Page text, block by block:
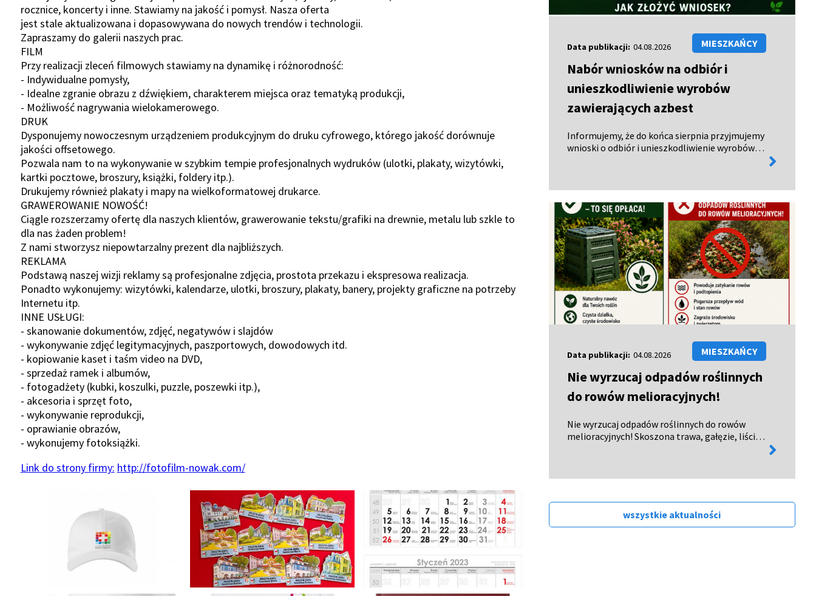
rocznice, koncerty i inne. Stawiamy na jakość i pomysł. Nasza oferta
jest stale aktualizowana i dopasowywana do nowych trendów i technologii.
Zapraszamy do galerii naszych prac.
FILM
Przy realizacji zleceń filmowych stawiamy na dynamikę i różnorodność:
- Indywidualne pomysły,
- Idealne zgranie obrazu z dźwiękiem, charakterem miejsca oraz tematyką produkcji,
- Możliwość nagrywania wielokamerowego.
DRUK
Dysponujemy nowoczesnym urządzeniem produkcyjnym do druku cyfrowego, którego jakość dorównuje
jakości offsetowego.
Pozwala nam to na wykonywanie w szybkim tempie profesjonalnych wydruków (ulotki, plakaty, wizytówki,
kartki pocztowe, broszury, książki, foldery itp.).
Drukujemy również plakaty i mapy na wielkoformatowej drukarce.
GRAWEROWANIE NOWOŚĆ!
Ciągle rozszerzamy ofertę dla naszych klientów, grawerowanie tekstu/grafiki na drewnie, metalu lub szkle to
dla nas żaden problem!
Z nami stworzysz niepowtarzalny prezent dla najbliższych.
REKLAMA
Podstawą naszej wizji reklamy są profesjonalne zdjęcia, prostota przekazu i ekspresowa realizacja.
Ponadto wykonujemy: wizytówki, kalendarze, ulotki, broszury, plakaty, banery, projekty graficzne na potrzeby
Internetu itp.
INNE USŁUGI:
- skanowanie dokumentów, zdjęć, negatywów i slajdów
- wykonywanie zdjęć legitymacyjnych, paszportowych, dowodowych itd.
- kopiowanie kaset i taśm video na DVD,
- sprzedaż ramek i albumów,
- fotogadżety (kubki, koszulki, puzzle, poszewki itp.),
- akcesoria i sprzęt foto,
- wykonywanie reprodukcji,
- oprawianie obrazów,
- wykonujemy fotoksiążki.
Link do strony firmy: http://fotofilm-nowak.com/
Data publikacji: 04.08.2026 MIESZKAŃCY
Nabór wniosków na odbiór i
unieszkodliwienie wyrobów
zawierających azbest
Informujemy, że do końca sierpnia przyjmujemy
wnioski o odbiór i unieszkodliwienie wyrobów
więcej
Data publikacji: 04.08.2026 MIESZKAŃCY
Nie wyrzucaj odpadów roślinnych
do rowów melioracyjnych!
Nie wyrzucaj odpadów roślinnych do rowów
melioracyjnych! Skoszona trawa, gałęzie, liście,
więcej
wszystkie aktualności